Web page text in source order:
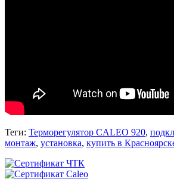
Теги: Терморегулятор CALEO 920,
монтаж, установка, купить в